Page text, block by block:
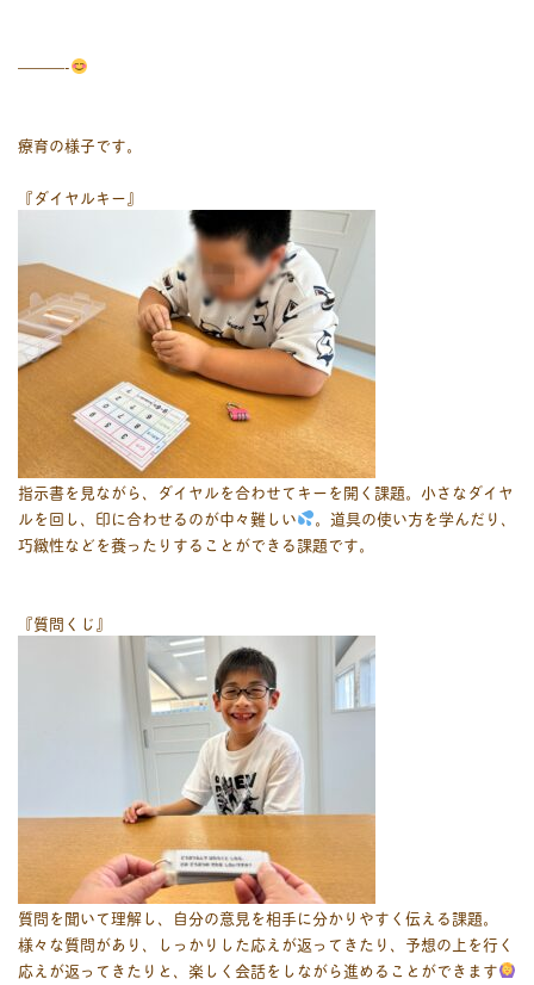
———-
療育の様子です。
『ダイヤルキー』
指示書を見ながら、ダイヤルを合わせてキーを開く課題。小さなダイヤ
ルを回し、印に合わせるのが中々難しい
。道具の使い方を学んだり、
巧緻性などを養ったりすることができる課題です。
『質問くじ』
質問を聞いて理解し、自分の意見を相手に分かりやすく伝える課題。
様々な質問があり、しっかりした応えが返ってきたり、予想の上を行く
応えが返ってきたりと、楽しく会話をしながら進めることができます